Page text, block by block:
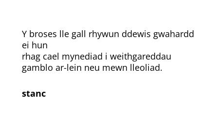
Y broses lle gall rhywun ddewis gwahardd
ei hun
rhag cael mynediad i weithgareddau
gamblo ar-lein neu mewn lleoliad.
stanc